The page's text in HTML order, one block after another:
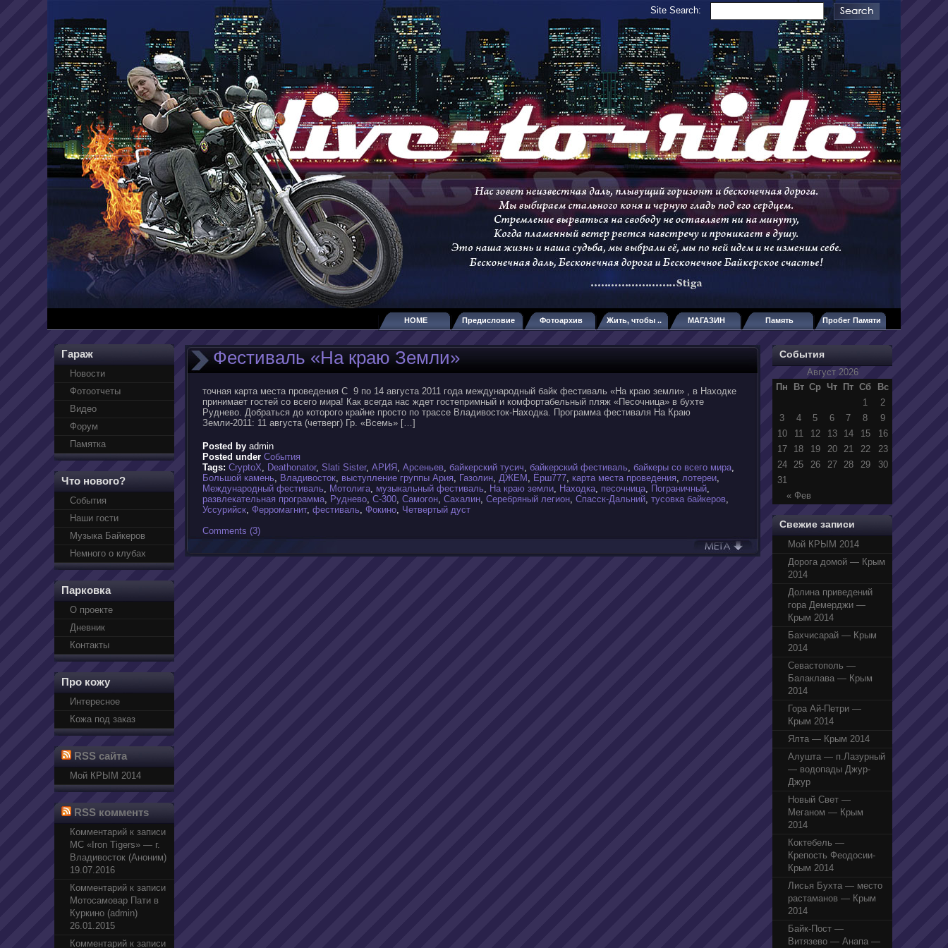
Site Search:
HOME Предисловие Фотоархив Жить, чтобы .. МАГАЗИН Память Пробег Памяти
Гараж
Новости
Фотоотчеты
Видео
Форум
Памятка
Что нового?
События
Наши гости
Музыка Байкеров
Немного о клубах
Парковка
О проекте
Дневник
Контакты
Про кожу
Интересное
Кожа под заказ
RSS сайта
Мой КРЫМ 2014
RSS комментs
Комментарий к записи
МС «Iron Tigers» — г.
Владивосток (Аноним)
19.07.2016
Комментарий к записи
Мотосамовар Пати в
Куркино (admin)
26.01.2015
Комментарий к записи
Фестиваль «На краю Земли»
точная карта места проведения С 9 по 14 августа 2011 года международный байк фестиваль «На краю земли» , в Находке
принимает гостей со всего мира! Как всегда нас ждет гостепримный и комфортабельный пляж «Песочница» в бухте
Руднево. Добраться до которого крайне просто по трассе Владивосток-Находка. Программа фестиваля На Краю
Земли-2011: 11 августа (четверг) Гр. «Всемь» […]
Posted by admin
Posted under События
Tags: CryptoX, Deathonator, Slati Sister, АРИЯ , Арсеньев, байкерский тусич, байкерский фестиваль, байкеры со всего мира,
Большой камень, Владивосток, выступление группы Ария, Газолин, ДЖЕМ , Ёрш777, карта места проведения, лотереи,
Международный фестиваль, Мотолига, музыкальный фестиваль, На краю земли, Находка, песочница, Пограничный,
развлекательная программа, Руднево, С-300, Самогон, Сахалин, Серебряный легион, Спасск-Дальний, тусовка байкеров,
Уссурийск, Ферромагнит, фестиваль, Фокино, Четвертый дуст
Comments (3)
События
Август 2026
Пн
Вт Ср Чт Пт Сб Вс
« Фев
1
2
3
4 5 6 7 8
9
10
11 12 13 14 15
16
17
18 19 20 21 22
23
24
25 26 27 28 29
30
31
Свежие записи
Мой КРЫМ 2014
Дорога домой — Крым
2014
Долина приведений
гора Демерджи —
Крым 2014
Бахчисарай — Крым
2014
Севастополь —
Балаклава — Крым
2014
Гора Ай-Петри —
Крым 2014
Ялта — Крым 2014
Алушта — п.Лазурный
— водопады Джур-
Джур
Новый Свет —
Меганом — Крым
2014
Коктебель —
Крепость Феодосии-
Крым 2014
Лисья Бухта — место
растаманов — Крым
2014
Байк-Пост —
Витязево — Анапа —